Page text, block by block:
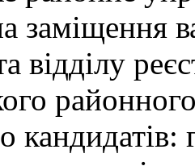
заміщення
відділу
кандидатів: